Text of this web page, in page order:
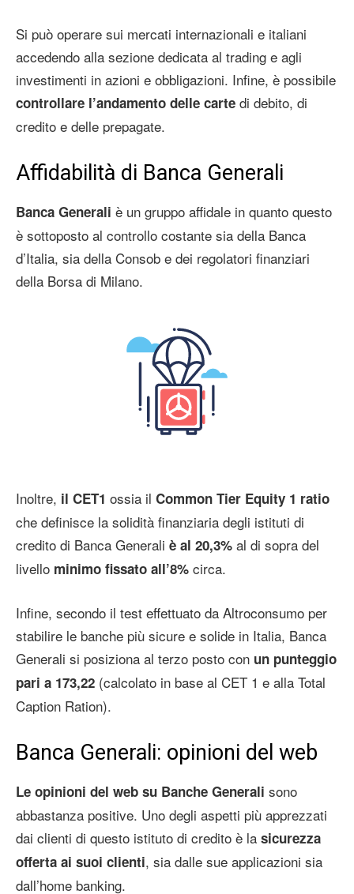
Si può operare sui mercati internazionali e italiani
accedendo alla sezione dedicata al trading e agli
investimenti in azioni e obbligazioni. Infine, è possibile
controllare l’andamento delle carte di debito, di
credito e delle prepagate.
Affidabilità di Banca Generali
Banca Generali è un gruppo affidale in quanto questo
è sottoposto al controllo costante sia della Banca
d’Italia, sia della Consob e dei regolatori finanziari
della Borsa di Milano.
Inoltre, il CET1 ossia il Common Tier Equity 1 ratio
che definisce la solidità finanziaria degli istituti di
credito di Banca Generali è al 20,3% al di sopra del
livello minimo fissato all’8% circa.
Infine, secondo il test effettuato da Altroconsumo per
stabilire le banche più sicure e solide in Italia, Banca
Generali si posiziona al terzo posto con un punteggio
pari a 173,22 (calcolato in base al CET 1 e alla Total
Caption Ration).
Banca Generali: opinioni del web
Le opinioni del web su Banche Generali sono
abbastanza positive. Uno degli aspetti più apprezzati
dai clienti di questo istituto di credito è la sicurezza
offerta ai suoi clienti, sia dalle sue applicazioni sia
dall’home banking.